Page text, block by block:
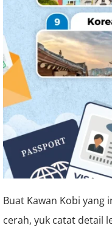
Buat Kawan Kobi yang
cerah, yuk catat detail